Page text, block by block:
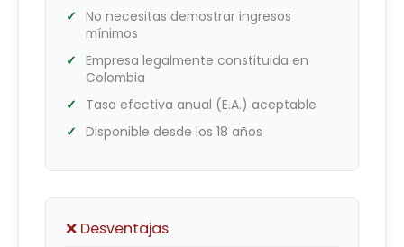
No necesitas demostrar ingresos
mínimos
Empresa legalmente constituida en
Colombia
Tasa efectiva anual (E.A.) aceptable
Disponible desde los 18 años
❌ Desventajas